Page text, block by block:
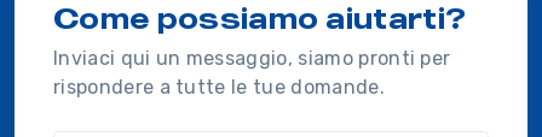
Come possiamo aiutarti?
Inviaci qui un messaggio, siamo pronti per
rispondere a tutte le tue domande.